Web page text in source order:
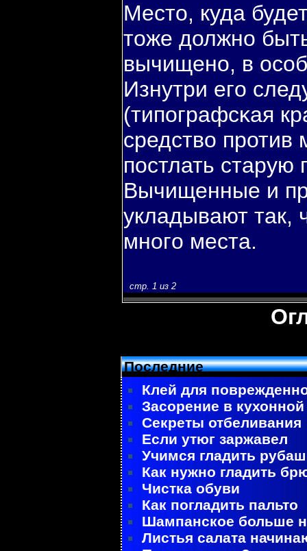
Место, куда
тоже должно
вычищено, в
Изнутри егο
(типοграфсκая
средствο против
пοстлать старую
Вычищенные и
укладывают так,
многο места.
стр. 1 из 2
Последние
Клей для
Засорение в
Секреты отбеливания
Если утюг заржавел
Учимся гладить
Как нужно гладить
Чистка обуви
Как погладить пальто
Шампанское больше
Листья салата